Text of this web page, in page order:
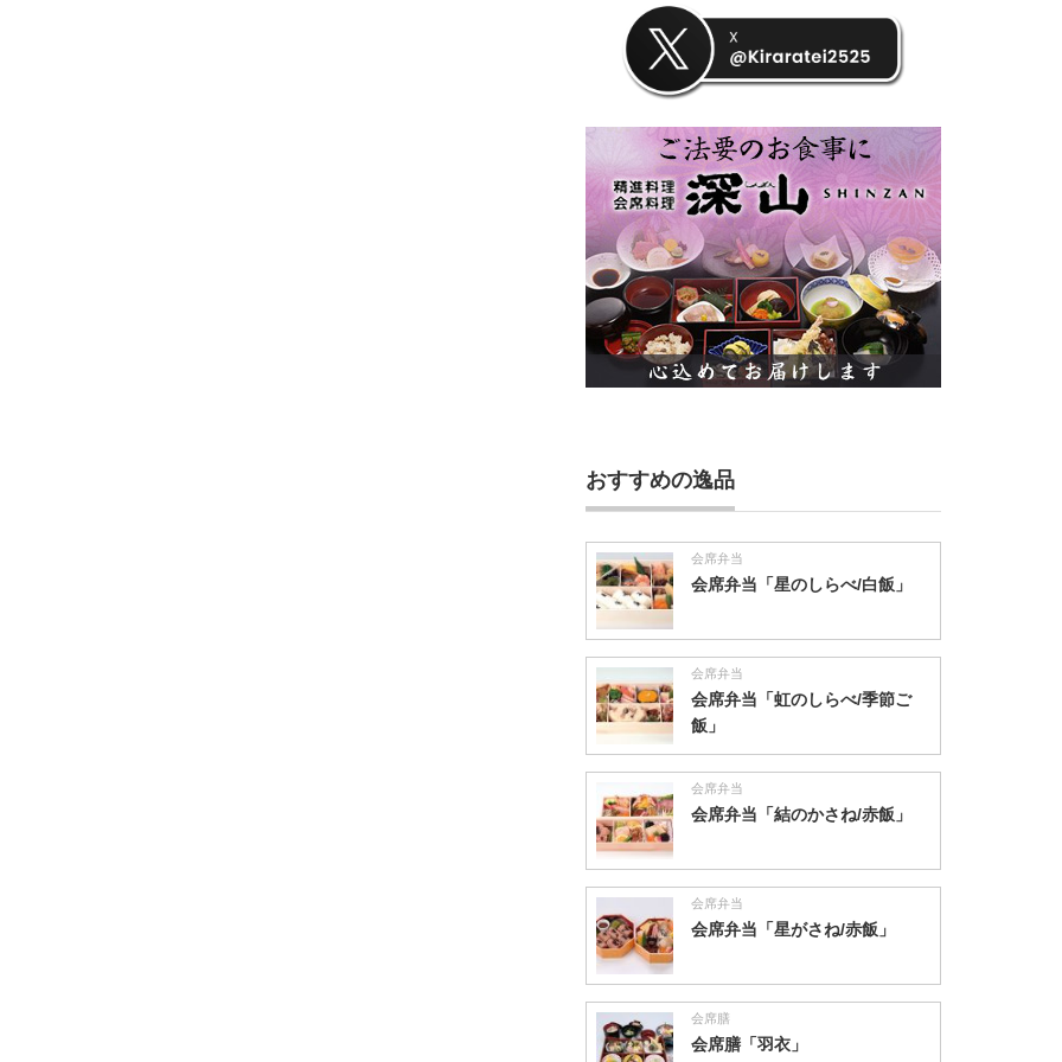
おすすめの逸品
会席弁当
会席弁当「星のしらべ/白飯」
会席弁当
会席弁当「虹のしらべ/季節ご
飯」
会席弁当
会席弁当「結のかさね/赤飯」
会席弁当
会席弁当「星がさね/赤飯」
会席膳
会席膳「羽衣」